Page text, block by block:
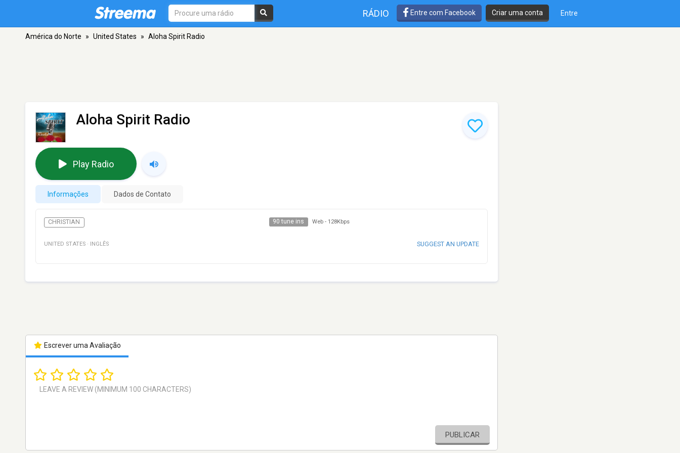
RÁDIO Entre com Facebook Criar uma conta Entre
América do Norte » United States » Aloha Spirit Radio
Aloha Spirit Radio
Play Radio
Informações Dados de Contato
CHRISTIAN 90 tune ins Web - 128Kbps
UNITED STATES · INGLÊS SUGGEST AN UPDATE
Escrever uma Avaliação
PUBLICAR